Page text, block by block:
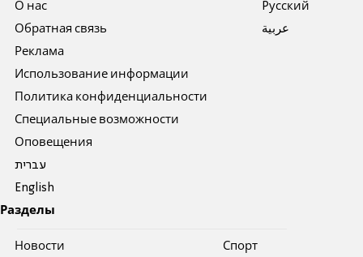
О нас
Обратная связь
Реклама
Использование информации
Политика конфиденциальности
Специальные возможности
Оповещения
עברית
English
Pусский
عربية
Разделы
Новости Спорт